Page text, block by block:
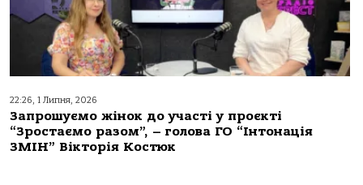
22:26, 1 Липня, 2026
Запрошуємо жінок до участі у проєкті
“Зростаємо разом”, – голова ГО “Інтонація
ЗМІН” Вікторія Костюк